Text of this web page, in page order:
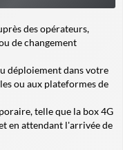
des opérateurs,
de changement
déploiement dans votre
ou aux plateformes de
telle que la box 4G
en attendant l'arrivée de